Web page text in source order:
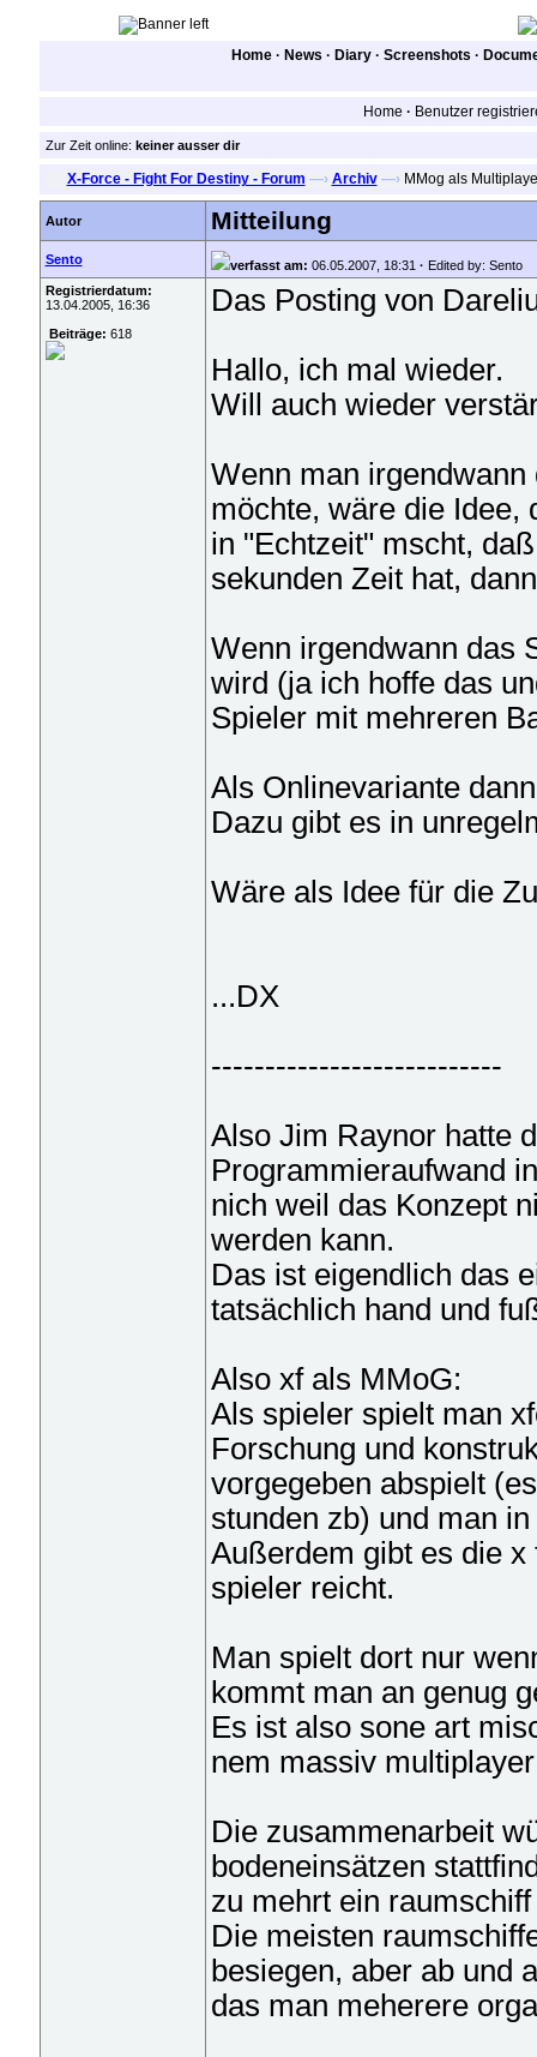
Home · News · Diary · Screenshots ·
Home · Benutzer
Zur Zeit online: keiner ausser dir
X-Force - Fight For Destiny - Forum —› Archiv —›MMog als
Autor Mitteilung
Sento verfasst am: 06.05.2007, 18:31 · Edited by: Sento
Registrierdatum:
13.04.2005, 16:36
Beiträge: 618
Das Posting von
Hallo, ich mal wieder.
Will auch wieder
Wenn man
möchte, wäre die Idee,
in "Echtzeit" mscht,
sekunden Zeit hat,
Wenn irgendwann das
wird (ja ich hoffe das
Spieler mit mehreren
Als Onlinevariante
Dazu gibt es in
Wäre als Idee für die
...DX
---------------------------
Also Jim Raynor hatte
Programmieraufwand
nich weil das Konzept
werden kann.
Das ist eigendlich das
tatsächlich hand und
Also xf als MMoG:
Als spieler spielt man
Forschung und
vorgegeben abspielt
stunden zb) und man
Außerdem gibt es die
spieler reicht.
Man spielt dort nur
kommt man an genug
Es ist also sone art
nem massiv
Die zusammenarbeit
bodeneinsätzen
zu mehrt ein
Die meisten
besiegen, aber ab und
das man meherere